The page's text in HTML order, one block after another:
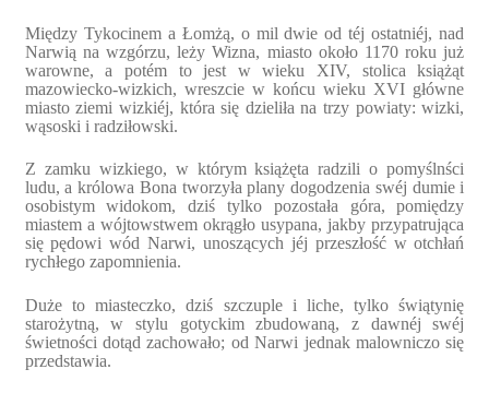
Między Tykocinem a Łomżą, o mil dwie od téj ostatniéj, nad
Narwią na wzgórzu, leży Wizna, miasto około 1170 roku już
warowne, a potém to jest w wieku XIV, stolica książąt
mazowiecko-wizkich, wreszcie w końcu wieku XVI główne
miasto ziemi wizkiéj, która się dzieliła na trzy powiaty: wizki,
wąsoski i radziłowski.
Z zamku wizkiego, w którym książęta radzili o pomyślnści
ludu, a królowa Bona tworzyła plany dogodzenia swéj dumie i
osobistym widokom, dziś tylko pozostała góra, pomiędzy
miastem a wójtowstwem okrągło usypana, jakby przypatrująca
się pędowi wód Narwi, unoszących jéj przeszłość w otchłań
rychłego zapomnienia.
Duże to miasteczko, dziś szczuple i liche, tylko świątynię
starożytną, w stylu gotyckim zbudowaną, z dawnéj swéj
świetności dotąd zachowało; od Narwi jednak malowniczo się
przedstawia.